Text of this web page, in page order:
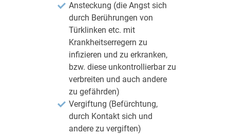
Ansteckung (die Angst sich
durch Berührungen von
Türklinken etc. mit
Krankheitserregern zu
infizieren und zu erkranken,
bzw. diese unkontrollierbar zu
verbreiten und auch andere
zu gefährden)
Vergiftung (Befürchtung,
durch Kontakt sich und
andere zu vergiften)